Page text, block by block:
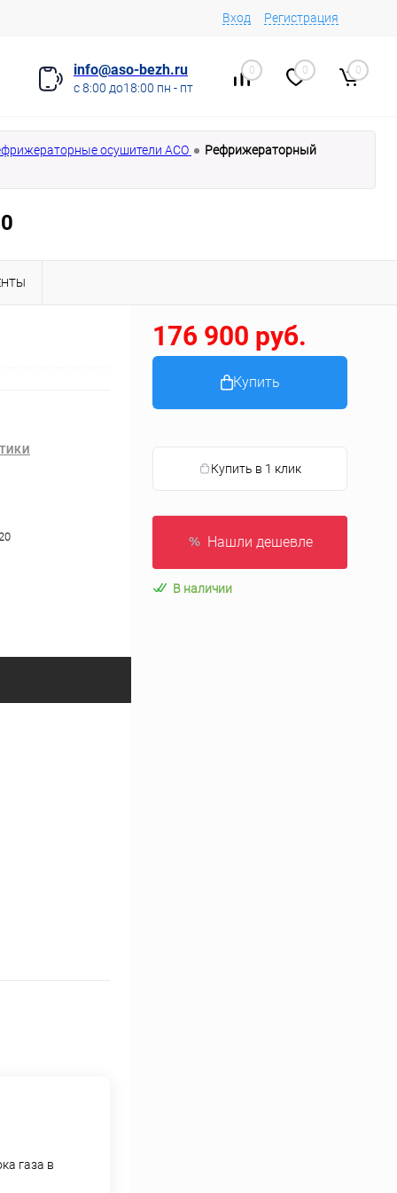
Вход Регистрация
info@aso-bezh.ru
с 8:00 до18:00 пн - пт
0 0 0
осушители АСО Рефрижераторный
газа в
176 900 руб.
Купить
Купить в 1 клик
Нашли дешевле
В наличии